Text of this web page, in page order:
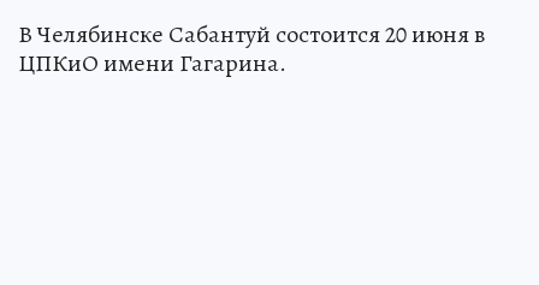
В Челябинске Сабантуй состоится 20 июня в
ЦПКиО имени Гагарина.